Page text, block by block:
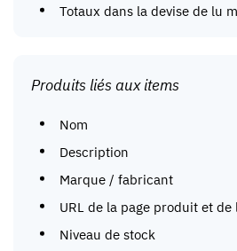
Totaux dans la devise de lu
Produits liés aux items
Nom
Description
Marque / fabricant
URL de la page produit et de
Niveau de stock